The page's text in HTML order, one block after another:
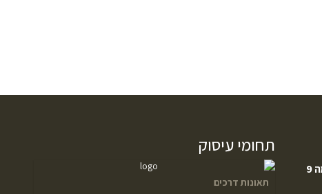
תחומי עיסוק
תאונות דרכים